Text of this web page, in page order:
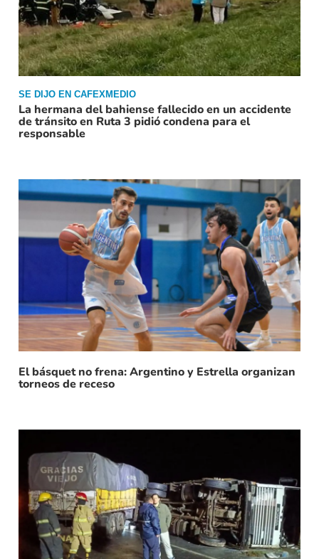
SE DIJO EN CAFEXMEDIO
La hermana del bahiense fallecido en un accidente
de tránsito en Ruta 3 pidió condena para el
responsable
El básquet no frena: Argentino y Estrella organizan
torneos de receso